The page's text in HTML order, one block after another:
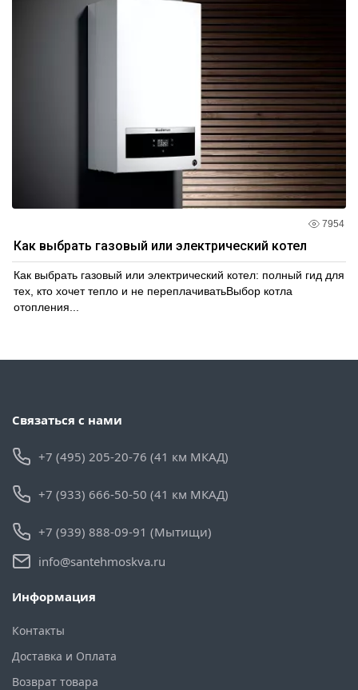
7954
Как выбрать газовый или электрический котел
Как выбрать газовый или электрический котел: полный гид для
тех, кто хочет тепло и не переплачиватьВыбор котла
отопления...
Связаться с нами
+7 (495) 205-20-76 (41 км МКАД)
+7 (933) 666-50-50 (41 км МКАД)
+7 (939) 888-09-91 (Мытищи)
info@santehmoskva.ru
Информация
Контакты
Доставка и Оплата
Возврат товара